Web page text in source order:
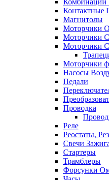
Комбинации
Контактные
Магнитолы
Моторчики
Моторчики
Моторчики
Моторчики
Насосы
Педали
Проводка
Реле
Реостаты,
Свечи
Стартеры
Трамблеры
Форсунки